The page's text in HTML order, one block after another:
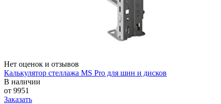
Нет оценок и отзывов
Калькулятор стеллажа MS Pro для шин и дисков
В наличии
от 9951
Заказать